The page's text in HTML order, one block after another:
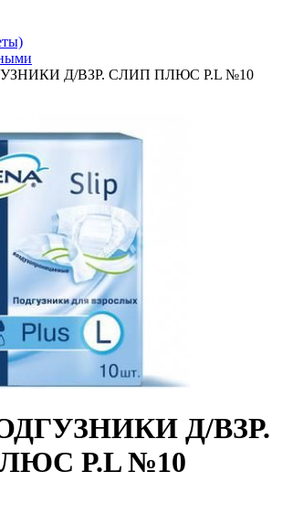
Д/ВЗР. СЛИП ПЛЮС Р.L №10
Д/ВЗР.
Р.L №10